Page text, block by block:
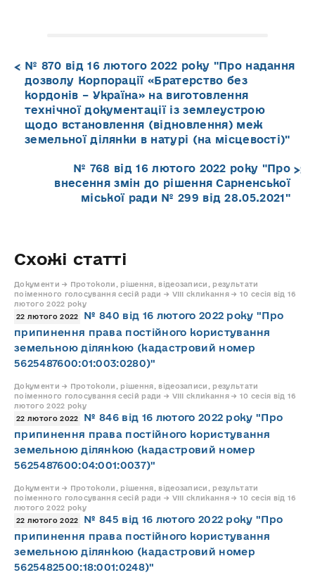
№ 870 від 16 лютого 2022 року "Про надання
дозволу Корпорації «Братерство без
кордонів – Україна» на виготовлення
технічної документації із землеустрою
щодо встановлення (відновлення) меж
земельної ділянки в натурі (на місцевості)"
№ 768 від 16 лютого 2022 року "Про
внесення змін до рішення Сарненської
міської ради № 299 від 28.05.2021"
Схожі статті
Документи → Протоколи, рішення, відеозаписи, результати
поіменного голосування сесій ради → VIII скликання → 10 сесія від 16
лютого 2022 року
22 лютого 2022
№ 840 від 16 лютого 2022 року "Про
припинення права постійного користування
земельною ділянкою (кадастровий номер
5625487600:01:003:0280)"
Документи → Протоколи, рішення, відеозаписи, результати
поіменного голосування сесій ради → VIII скликання → 10 сесія від 16
лютого 2022 року
22 лютого 2022
№ 846 від 16 лютого 2022 року "Про
припинення права постійного користування
земельною ділянкою (кадастровий номер
5625487600:04:001:0037)"
Документи → Протоколи, рішення, відеозаписи, результати
поіменного голосування сесій ради → VIII скликання → 10 сесія від 16
лютого 2022 року
22 лютого 2022
№ 845 від 16 лютого 2022 року "Про
припинення права постійного користування
земельною ділянкою (кадастровий номер
5625482500:18:001:0248)"